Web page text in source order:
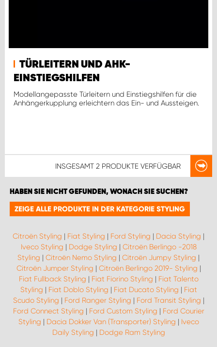
TÜRLEITERN UND AHK-
EINSTIEGSHILFEN
Modellangepasste Türleitern und Einstiegshilfen für die
Anhängerkupplung erleichtern das Ein- und Aussteigen.
INSGESAMT 2 PRODUKTE VERFÜGBAR
HABEN SIE NICHT GEFUNDEN, WONACH SIE SUCHEN?
ZEIGE ALLE PRODUKTE IN DER KATEGORIE STYLING
Citroën Styling | Fiat Styling | Ford Styling | Dacia Styling |
Iveco Styling | Dodge Styling | Citroën Berlingo -2018
Styling | Citroën Nemo Styling | Citroën Jumpy Styling |
Citroën Jumper Styling | Citroën Berlingo 2019- Styling |
Fiat Fullback Styling | Fiat Fiorino Styling | Fiat Talento
Styling | Fiat Doblo Styling | Fiat Ducato Styling | Fiat
Scudo Styling | Ford Ranger Styling | Ford Transit Styling |
Ford Connect Styling | Ford Custom Styling | Ford Courier
Styling | Dacia Dokker Van (Transporter) Styling | Iveco
Daily Styling | Dodge Ram Styling